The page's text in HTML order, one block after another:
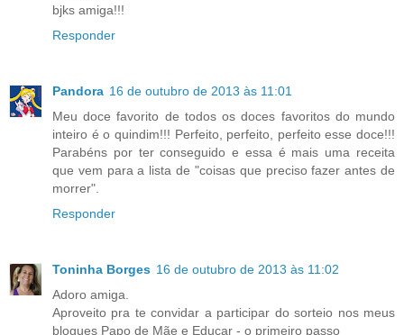
bjks amiga!!!
Responder
Pandora 16 de outubro de 2013 às 11:01
Meu doce favorito de todos os doces favoritos do mundo
inteiro é o quindim!!! Perfeito, perfeito, perfeito esse doce!!!
Parabéns por ter conseguido e essa é mais uma receita
que vem para a lista de "coisas que preciso fazer antes de
morrer".
Responder
Toninha Borges 16 de outubro de 2013 às 11:02
Adoro amiga.
Aproveito pra te convidar a participar do sorteio nos meus
blogues Papo de Mãe e Educar - o primeiro passo